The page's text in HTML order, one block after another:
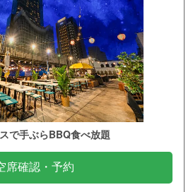
で手ぶらBBQ食べ放題
席確認・予約